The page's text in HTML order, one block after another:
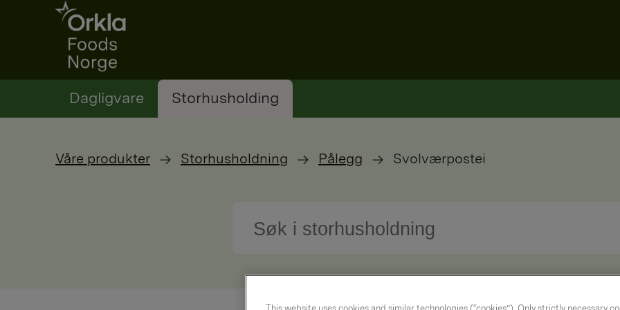
Go to frontpage
Dagligvare Storhusholding
Våre produkter Storhusholdning Pålegg Svolværpostei